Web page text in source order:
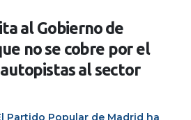
al Gobierno de
no se cobre por el
al sector
Partido Popular de Madrid ha